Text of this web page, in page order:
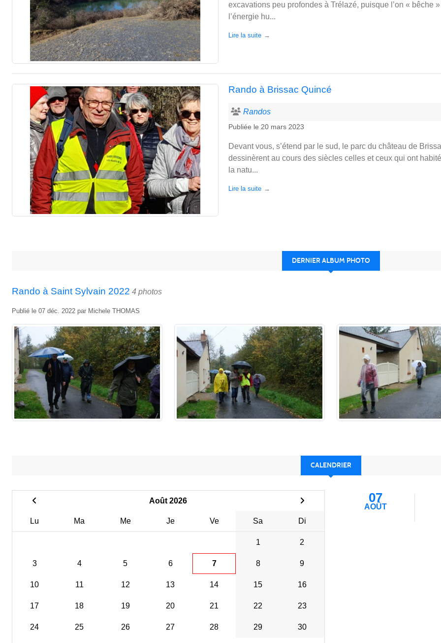
excavations peu profondes à Trélazé, puisque l’on « bêche
l’énergie hu...
Lire la suite
Rando à Brissac Quincé
Randos
Publiée le 20 mars 2023
Devant vous, s’étend par le sud, le parc du château de
dessinèrent au cours des siècles celles et ceux qui ont
la natu...
Lire la suite
DERNIER ALBUM PHOTO
Rando à Saint Sylvain 2022 4 photos
Publié le 07 déc. 2022 par Michele THOMAS
CALENDRIER
Août 2026
Lu Ma Me Je Ve Sa Di
1 2
3 4 5 6 7 8 9
10 11 12 13 14 15 16
17 18 19 20 21 22 23
24 25 26 27 28 29 30
07
AOÛT